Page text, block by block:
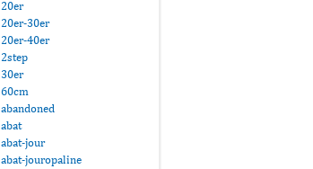
20er
20er-30er
20er-40er
2step
30er
60cm
abandoned
abat
abat-jour
abat-jouropaline